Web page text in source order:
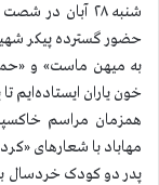
شنبه ۲۸ آبان
حضور گسترده پیکر
به میهن ماست» و
خون یاران ایستاده‌ایم
همزمان مراسم
مهاباد با شعارهای